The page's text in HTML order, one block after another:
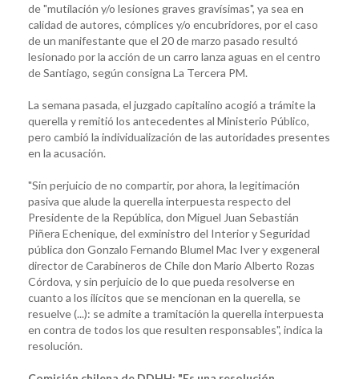
de "mutilación y/o lesiones graves gravísimas", ya sea en
calidad de autores, cómplices y/o encubridores, por el caso
de un manifestante que el 20 de marzo pasado resultó
lesionado por la acción de un carro lanza aguas en el centro
de Santiago, según consigna La Tercera PM.
La semana pasada, el juzgado capitalino acogió a trámite la
querella y remitió los antecedentes al Ministerio Público,
pero cambió la individualización de las autoridades presentes
en la acusación.
"Sin perjuicio de no compartir, por ahora, la legitimación
pasiva que alude la querella interpuesta respecto del
Presidente de la República, don Miguel Juan Sebastián
Piñera Echenique, del exministro del Interior y Seguridad
pública don Gonzalo Fernando Blumel Mac Iver y exgeneral
director de Carabineros de Chile don Mario Alberto Rozas
Córdova, y sin perjuicio de lo que pueda resolverse en
cuanto a los ilícitos que se mencionan en la querella, se
resuelve (...): se admite a tramitación la querella interpuesta
en contra de todos los que resulten responsables", indica la
resolución.